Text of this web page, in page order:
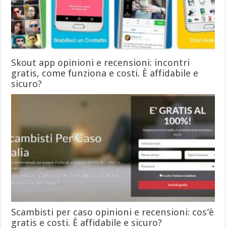
Skout app opinioni e recensioni: incontri
gratis, come funziona e costi. È affidabile e
sicuro?
Scambisti per caso opinioni e recensioni: cos’è
gratis e costi. È affidabile e sicuro?